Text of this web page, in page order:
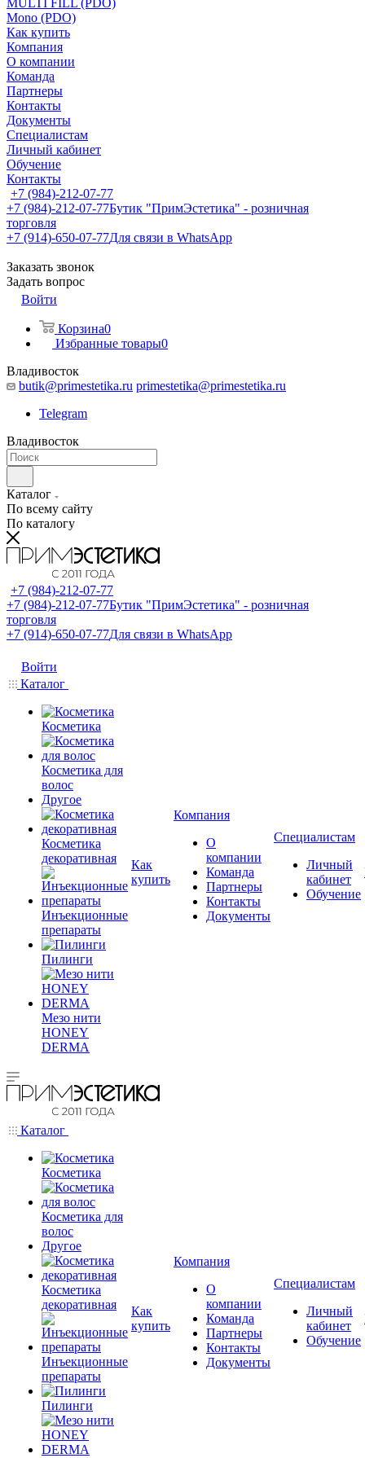
MULTI FILL (PDO)
Mono (PDO)
Как купить
Компания
О компании
Команда
Партнеры
Контакты
Документы
Специалистам
Личный кабинет
Обучение
Контакты
+7 (984)-212-07-77
+7 (984)-212-07-77Бутик "ПримЭстетика" - розничная
торговля
+7 (914)-650-07-77Для связи в WhatsApp
Заказать звонок
Задать вопрос
Войти
Корзина0
Избранные товары0
Владивосток
butik@primestetika.ru primestetika@primestetika.ru
Telegram
Владивосток
Каталог
По всему сайту
По каталогу
+7 (984)-212-07-77
+7 (984)-212-07-77Бутик "ПримЭстетика" - розничная
торговля
+7 (914)-650-07-77Для связи в WhatsApp
Войти
Каталог
Косметика
Косметика для
волос
Другое
Косметика
декоративная
Инъекционные
препараты
Пилинги
Мезо нити
HONEY
DERMA
Как
купить
Компания
О
компании
Команда
Партнеры
Контакты
Документы
Специалистам
Личный
кабинет
Обучение
Каталог
Косметика
Косметика для
волос
Другое
Косметика
декоративная
Инъекционные
препараты
Пилинги
Как
купить
Компания
О
компании
Команда
Партнеры
Контакты
Документы
Специалистам
Личный
кабинет
Обучение